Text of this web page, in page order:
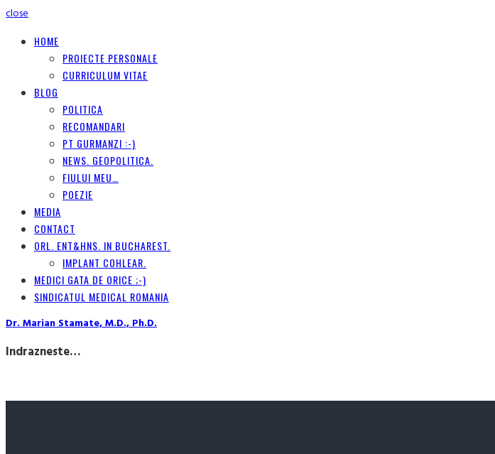
close
HOME
PROIECTE PERSONALE
CURRICULUM VITAE
BLOG
POLITICA
RECOMANDARI
PT GURMANZI :-)
NEWS. GEOPOLITICA.
FIULUI MEU…
POEZIE
MEDIA
CONTACT
ORL. ENT&HNS. IN BUCHAREST.
IMPLANT COHLEAR.
MEDICI GATA DE ORICE ;-)
SINDICATUL MEDICAL ROMANIA
Dr. Marian Stamate, M.D., Ph.D.
Indrazneste…